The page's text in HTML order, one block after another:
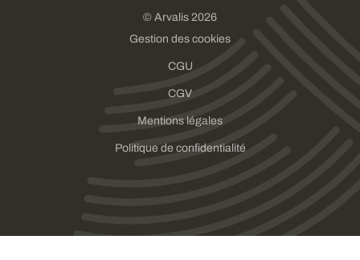
© Arvalis 2026
Gestion des cookies
CGU
CGV
Mentions légales
Politique de confidentialité